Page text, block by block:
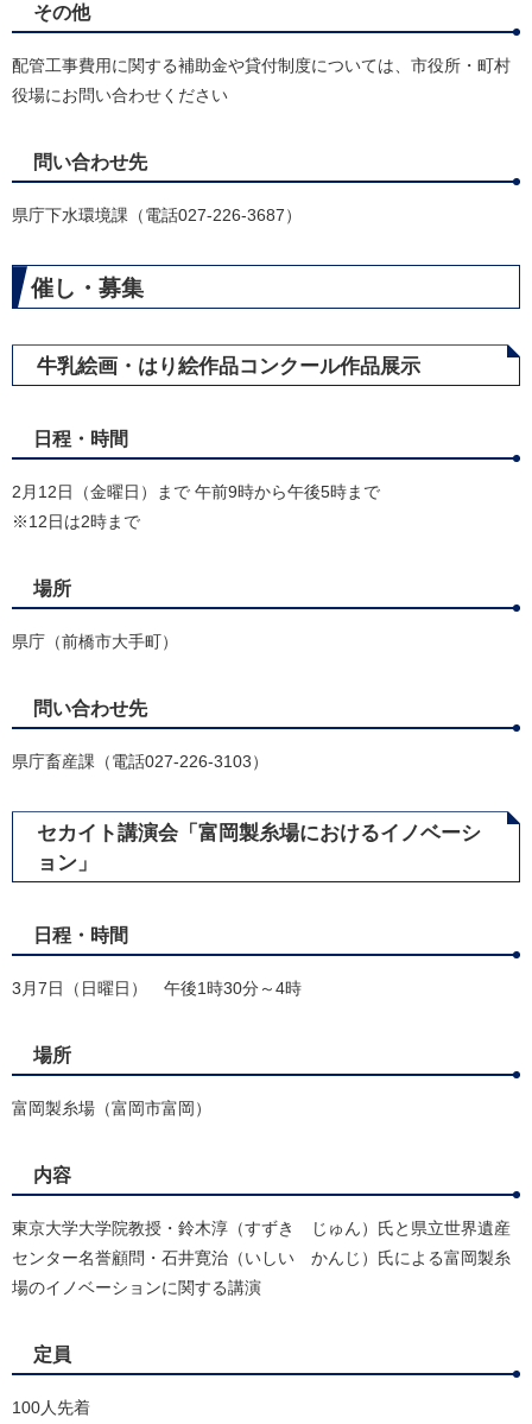
その他
配管工事費用に関する補助金や貸付制度については、市役所・町村
役場にお問い合わせください
問い合わせ先
県庁下水環境課（電話027-226-3687）
催し・募集
牛乳絵画・はり絵作品コンクール作品展示
日程・時間
2月12日（金曜日）まで 午前9時から午後5時まで
※12日は2時まで
場所
県庁（前橋市大手町）
問い合わせ先
県庁畜産課（電話027-226-3103）
セカイト講演会「富岡製糸場におけるイノベーシ
ョン」
日程・時間
3月7日（日曜日） 午後1時30分～4時
場所
富岡製糸場（富岡市富岡）
内容
東京大学大学院教授・鈴木淳（すずき じゅん）氏と県立世界遺産
センター名誉顧問・石井寛治（いしい かんじ）氏による富岡製糸
場のイノベーションに関する講演
定員
100人先着